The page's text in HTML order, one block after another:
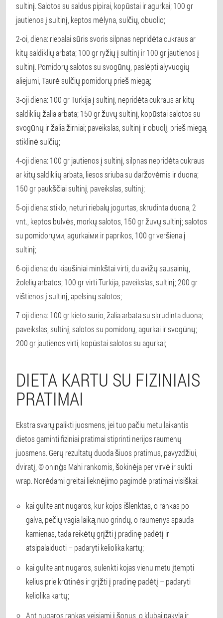
sultinį. Salotos su saldus pipirai, kopūstai ir agurkai; 100 gr
jautienos į sultinį, keptos mėlyna, sulčių, obuolio;
2-oi, diena: riebalai sūris svoris silpnas nepridėta cukraus ar
kitų saldiklių arbata; 100 gr ryžių į sultinį ir 100 gr jautienos į
sultinį. Pomidorų salotos su svogūnų, paslėpti alyvuogių
aliejumi, Taurė sulčių pomidorų prieš miegą;
3-oji diena: 100 gr Turkija į sultinį, nepridėta cukraus ar kitų
saldiklių žalia arbata; 150 gr žuvų sultinį, kopūstai salotos su
svogūnų ir žalia žirniai; paveikslas, sultinį ir obuolį, prieš miegą
stiklinė sulčių;
4-oji diena: 100 gr jautienos į sultinį, silpnas nepridėta cukraus
ar kitų saldiklių arbata, liesos sriuba su daržovėmis ir duona;
150 gr paukščiai sultinį, paveikslas, sultinį;
5-oji diena: stiklo, neturi riebalų jogurtas, skrudinta duona, 2
vnt., keptos bulvės, morkų salotos, 150 gr žuvų sultinį; salotos
su pomidorųми, agurkaiми ir paprikos, 100 gr veršiena į
sultinį;
6-oji diena: du kiaušiniai minkštai virti, du avižų sausainių,
žolelių arbatos; 100 gr virti Turkija, paveikslas, sultinį; 200 gr
vištienos į sultinį, apelsinų salotos;
7-oji diena: 100 gr kieto sūrio, žalia arbata su skrudinta duona;
paveikslas, sultinį, salotos su pomidorų, agurkai ir svogūnų;
200 gr jautienos virti, kopūstai salotos su agurkai;
DIETA KARTU SU FIZINIAIS
PRATIMAI
Ekstra svarų palikti juosmens, jei tuo pačiu metu laikantis
dietos gaminti fiziniai pratimai stiprinti nerijos raumenų
juosmens. Gerų rezultatų duoda šiuos pratimus, pavyzdžiui,
dviratį, © oninģs Mahi rankomis, šokinėja per virvė ir sukti
wrap. Norėdami greitai lieknėjimo pagimdė pratimai visiškai:
kai gulite ant nugaros, kur kojos išlenktas, o rankas po
galva, pečių vagia laiką nuo grindų, o raumenys spauda
kamienas, tada reikėtų grįžti į pradinę padėtį ir
atsipalaiduoti – padaryti keliolika kartų;
kai gulite ant nugaros, sulenkti kojas vienu metu įtempti
kelius prie krūtinės ir grįžti į pradinę padėtį – padaryti
keliolika kartų;
Ant nugaros rankas veisiami į šonus, o klubai pakyla ir